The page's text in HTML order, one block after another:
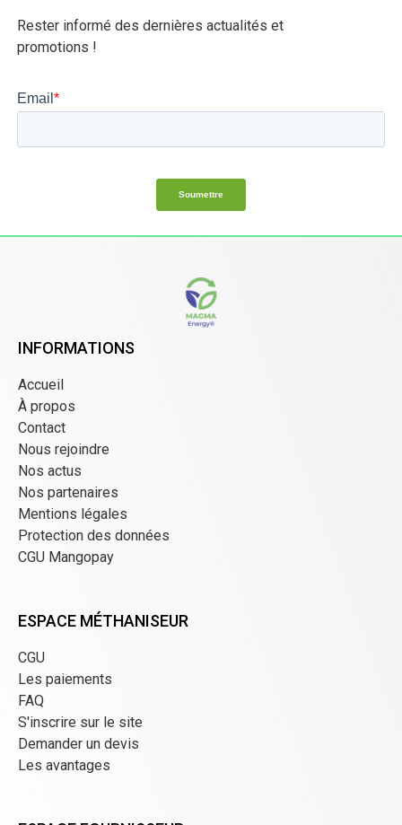
Rester informé des dernières actualités et
promotions !
INFORMATIONS
Accueil
À propos
Contact
Nous rejoindre
Nos actus
Nos partenaires
Mentions légales
Protection des données
CGU Mangopay
ESPACE MÉTHANISEUR
CGU
Les paiements
FAQ
S'inscrire sur le site
Demander un devis
Les avantages